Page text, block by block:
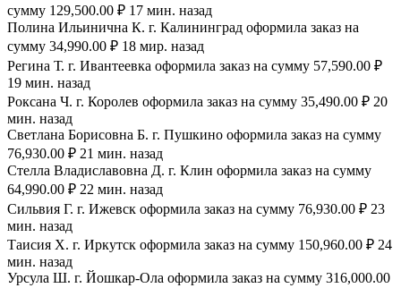
сумму 129,500.00 ₽ 17 мин. назад
Полина Ильинична К. г. Калининград оформила заказ на
сумму 34,990.00 ₽ 18 мир. назад
Регина Т. г. Ивантеевка оформила заказ на сумму 57,590.00 ₽
19 мин. назад
Роксана Ч. г. Королев оформила заказ на сумму 35,490.00 ₽ 20
мин. назад
Светлана Борисовна Б. г. Пушкино оформила заказ на сумму
76,930.00 ₽ 21 мин. назад
Стелла Владиславовна Д. г. Клин оформила заказ на сумму
64,990.00 ₽ 22 мин. назад
Сильвия Г. г. Ижевск оформила заказ на сумму 76,930.00 ₽ 23
мин. назад
Таисия Х. г. Иркутск оформила заказ на сумму 150,960.00 ₽ 24
мин. назад
Урсула Ш. г. Йошкар-Ола оформила заказ на сумму 316,000.00